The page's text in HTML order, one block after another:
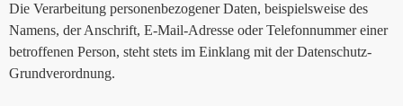
Die Verarbeitung personenbezogener Daten, beispielsweise des
Namens, der Anschrift, E-Mail-Adresse oder Telefonnummer einer
betroffenen Person, steht stets im Einklang mit der Datenschutz-
Grundverordnung.